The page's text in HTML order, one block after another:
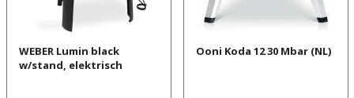
WEBER Lumin black
w/stand, elektrisch
Ooni Koda 12 30 Mbar (NL)